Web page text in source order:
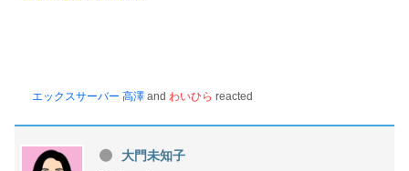
エックスサーバー 高澤 and わいひら reacted
大門未知子